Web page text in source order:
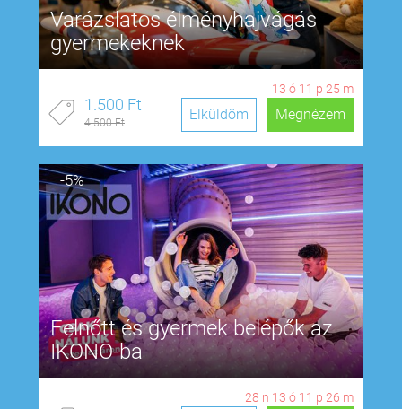
Varázslatos élményhajvágás
gyermekeknek
13 ó 11 p 24 m
1.500 Ft
4.500 Ft Megnézem
Elküldöm
-5%
Felnőtt és gyermek belépők az
IKONO-ba
28 n 13 ó 11 p 25 m